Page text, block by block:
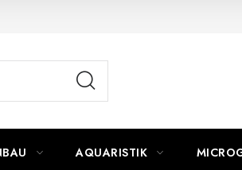
AQUARISTIK